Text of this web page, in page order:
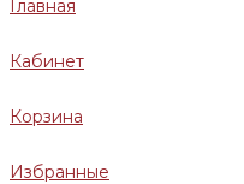
Главная
Кабинет
Корзина
Избранные